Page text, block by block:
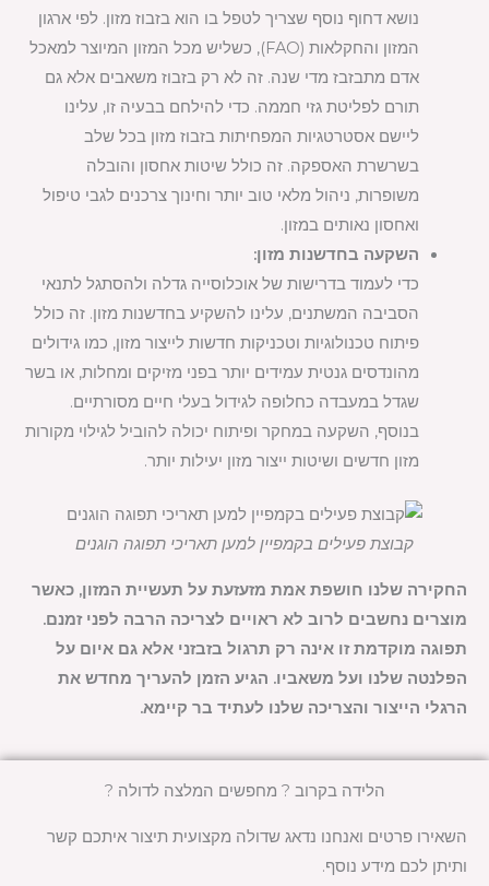
הלידה בקרוב ? מחפשים המלצה לדולה ?
השאירו פרטים ואנחנו נדאג שדולה מקצועית תיצור איתכם קשר
ותיתן לכם מידע נוסף.
נושא דחוף נוסף שצריך לטפל בו הוא בזבוז מזון. לפי ארגון
המזון והחקלאות (FAO), כשליש מכל המזון המיוצר למאכל
אדם מתבזבז מדי שנה. זה לא רק בזבוז משאבים אלא גם
תורם לפליטת גזי חממה. כדי להילחם בבעיה זו, עלינו
ליישם אסטרטגיות המפחיתות בזבוז מזון בכל שלב
בשרשרת האספקה. זה כולל שיטות אחסון והובלה
משופרות, ניהול מלאי טוב יותר וחינוך צרכנים לגבי טיפול
ואחסון נאותים במזון.
השקעה בחדשנות מזון:
כדי לעמוד בדרישות של אוכלוסייה גדלה ולהסתגל לתנאי
הסביבה המשתנים, עלינו להשקיע בחדשנות מזון. זה כולל
פיתוח טכנולוגיות וטכניקות חדשות לייצור מזון, כמו גידולים
מהונדסים גנטית עמידים יותר בפני מזיקים ומחלות, או בשר
שגדל במעבדה כחלופה לגידול בעלי חיים מסורתיים.
בנוסף, השקעה במחקר ופיתוח יכולה להוביל לגילוי מקורות
מזון חדשים ושיטות ייצור מזון יעילות יותר.
קבוצת פעילים בקמפיין למען תאריכי תפוגה הוגנים
החקירה שלנו חושפת אמת מזעזעת על תעשיית המזון, כאשר
מוצרים נחשבים לרוב לא ראויים לצריכה הרבה לפני זמנם.
תפוגה מוקדמת זו אינה רק תרגול בזבזני אלא גם איום על
הפלנטה שלנו ועל משאביו. הגיע הזמן להעריך מחדש את
הרגלי הייצור והצריכה שלנו לעתיד בר קיימא.